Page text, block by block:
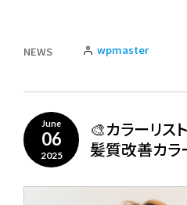
NEWS wpmaster
June
06
2025
🎨カラーリス
髪質改善カラ